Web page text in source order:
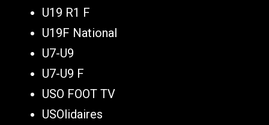
U19 R1 F
U19F National
U7-U9
U7-U9 F
USO FOOT TV
USOlidaires